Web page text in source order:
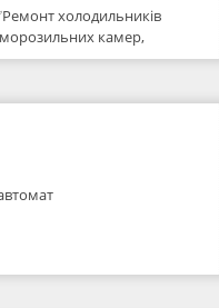
холодильників
камер,
вдома